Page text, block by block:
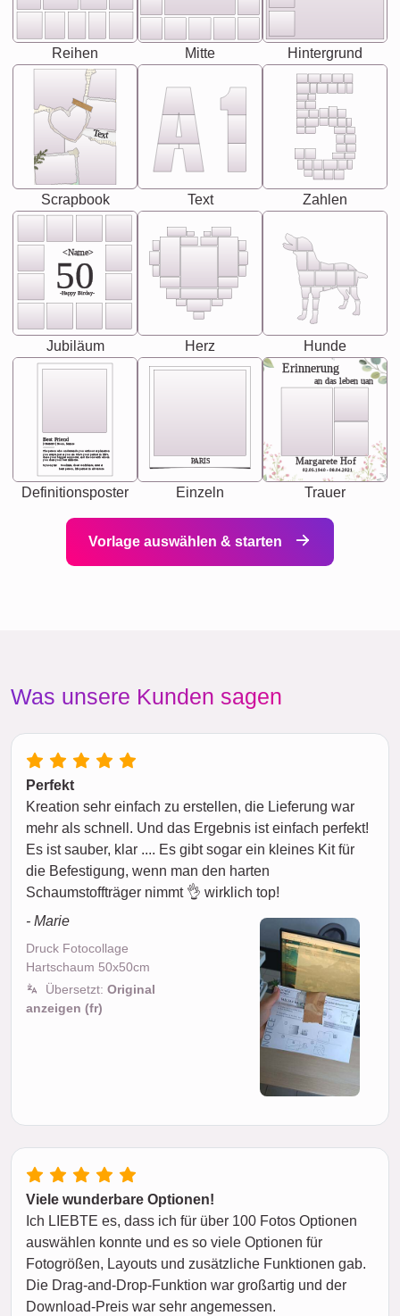
Reihen Mitte Hintergrund
Text
Scrapbook Text Zahlen
<Name>
50
-Happy Birday-
Jubiläum Herz Hunde
Best Friend
[<NAME>] Noun, feminie
Synonyms: Soulmate, closet confidante, sister at
heart person, life partner in adventure.
The person who understands you without explanation
you accepts just as you are. She's your partner in life's,
chaos your biggest supporter, and the one with whom
you share your best memories.
Definitionsposter
PARIS
Einzeln
Erinnerung
an das leben uan
Margarete Hof
02.05.1940 - 08.04.2021
Trauer
Vorlage auswählen & starten
Was unsere Kunden sagen
Perfekt
Kreation sehr einfach zu erstellen, die Lieferung war
mehr als schnell. Und das Ergebnis ist einfach perfekt!
Es ist sauber, klar .... Es gibt sogar ein kleines Kit für
die Befestigung, wenn man den harten
Schaumstoffträger nimmt 👌 wirklich top!
- Marie
Druck Fotocollage
Hartschaum 50x50cm
Übersetzt: Original
anzeigen (fr)
Viele wunderbare Optionen!
Ich LIEBTE es, dass ich für über 100 Fotos Optionen
auswählen konnte und es so viele Optionen für
Fotogrößen, Layouts und zusätzliche Funktionen gab.
Die Drag-and-Drop-Funktion war großartig und der
Download-Preis war sehr angemessen.